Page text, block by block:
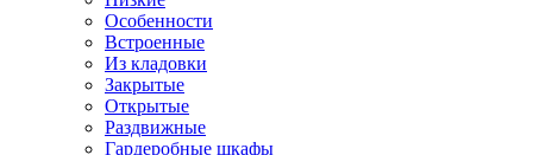
Особенности
Встроенные
Из кладовки
Закрытые
Открытые
Раздвижные
Гардеробные шкафы